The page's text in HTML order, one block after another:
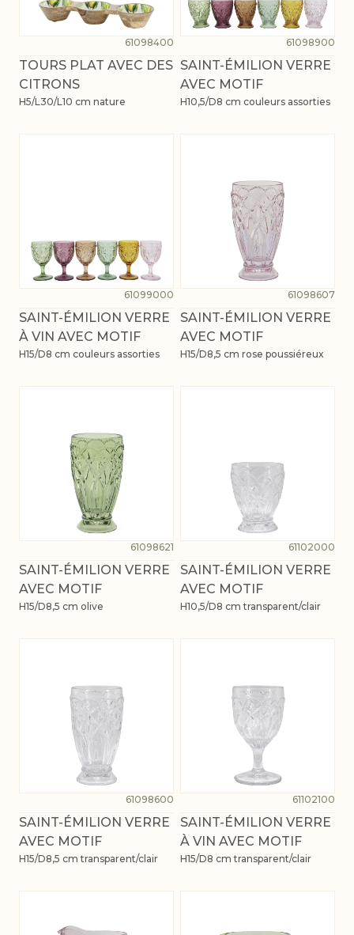
61098400
TOURS PLAT AVEC DES
CITRONS
H5/L30/L10 cm nature
61098900
SAINT-ÉMILION VERRE
AVEC MOTIF
H10,5/D8 cm couleurs assorties
61099000
SAINT-ÉMILION VERRE
À VIN AVEC MOTIF
H15/D8 cm couleurs assorties
61098607
SAINT-ÉMILION VERRE
AVEC MOTIF
H15/D8,5 cm rose poussiéreux
61098621
SAINT-ÉMILION VERRE
AVEC MOTIF
H15/D8,5 cm olive
61102000
SAINT-ÉMILION VERRE
AVEC MOTIF
H10,5/D8 cm transparent/clair
61098600
SAINT-ÉMILION VERRE
AVEC MOTIF
H15/D8,5 cm transparent/clair
61102100
SAINT-ÉMILION VERRE
À VIN AVEC MOTIF
H15/D8 cm transparent/clair